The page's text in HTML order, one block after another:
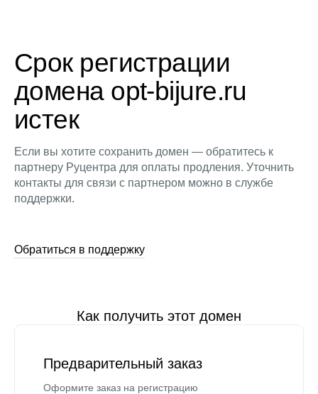
Срок регистрации
домена opt-bijure.ru
истек
Если вы хотите сохранить домен — обратитесь к
партнеру Руцентра для оплаты продления. Уточнить
контакты для связи с партнером можно в службе
поддержки.
Обратиться в поддержку
Как получить этот домен
Предварительный заказ
Оформите заказ на регистрацию